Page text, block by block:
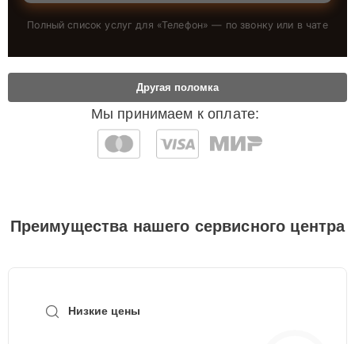
Полный список услуг для «Телефон» — по звонку или в чате
Мы принимаем к оплате:
Другая поломка
Преимущества нашего сервисного центра
Низкие цены